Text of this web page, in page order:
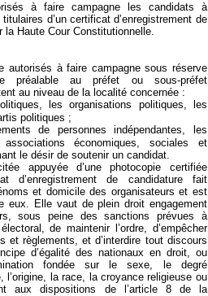
à faire campagne les candidats à
titulaires d’un certificat d’enregistrement de
la Haute Cour Constitutionnelle.
autorisés à faire campagne sous réserve
préalable au préfet ou sous-préfet
au niveau de la localité concernée :
les organisations politiques, les
politiques ;
de personnes indépendantes, les
économiques, sociales et
le désir de soutenir un candidat.
appuyée d’une photocopie certifiée
d’enregistrement de candidature fait
et domicile des organisateurs et est
eux. Elle vaut de plein droit engagement
sous peine des sanctions prévues à
de maintenir l’ordre, d’empêcher
et règlements, et d’interdire tout discours
d’égalité des nationaux en droit, ou
fondée sur le sexe, le degré
l’origine, la race, la croyance religieuse ou
aux dispositions de l’article 8 de la